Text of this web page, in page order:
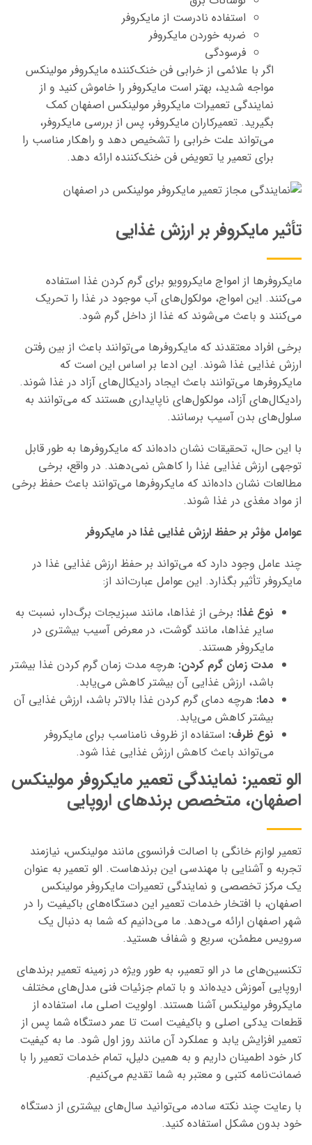
استفاده نادرست از مایکروفر
ضربه خوردن مایکروفر
فرسودگی
اگر با علائمی از خرابی فن خنک‌کننده مایکروفر مولینکس
مواجه شدید، بهتر است مایکروفر را خاموش کنید و از
نمایندگی تعمیرات مایکروفر مولینکس اصفهان کمک
بگیرید. تعمیرکاران مایکروفر، پس از بررسی مایکروفر،
می‌تواند علت خرابی را تشخیص دهد و راهکار مناسب را
برای تعمیر یا تعویض فن خنک‌کننده ارائه دهد.
تأثیر مایکروفر بر ارزش غذایی
مایکروفرها از امواج مایکروویو برای گرم کردن غذا استفاده
می‌کنند. این امواج، مولکول‌های آب موجود در غذا را تحریک
می‌کنند و باعث می‌شوند که غذا از داخل گرم شود.
برخی افراد معتقدند که مایکروفرها می‌توانند باعث از بین رفتن
ارزش غذایی غذا شوند. این ادعا بر اساس این است که
مایکروفرها می‌توانند باعث ایجاد رادیکال‌های آزاد در غذا شوند.
رادیکال‌های آزاد، مولکول‌های ناپایداری هستند که می‌توانند به
سلول‌های بدن آسیب برسانند.
با این حال، تحقیقات نشان داده‌اند که مایکروفرها به طور قابل
توجهی ارزش غذایی غذا را کاهش نمی‌دهند. در واقع، برخی
مطالعات نشان داده‌اند که مایکروفرها می‌توانند باعث حفظ برخی
از مواد مغذی در غذا شوند.
عوامل مؤثر بر حفظ ارزش غذایی غذا در مایکروفر
چند عامل وجود دارد که می‌تواند بر حفظ ارزش غذایی غذا در
مایکروفر تأثیر بگذارد. این عوامل عبارت‌اند از:
نوع غذا: برخی از غذاها، مانند سبزیجات برگ‌دار، نسبت به
سایر غذاها، مانند گوشت، در معرض آسیب بیشتری در
مایکروفر هستند.
مدت زمان گرم کردن: هرچه مدت زمان گرم کردن غذا بیشتر
باشد، ارزش غذایی آن بیشتر کاهش می‌یابد.
دما: هرچه دمای گرم کردن غذا بالاتر باشد، ارزش غذایی آن
بیشتر کاهش می‌یابد.
نوع ظرف: استفاده از ظروف نامناسب برای مایکروفر
می‌تواند باعث کاهش ارزش غذایی غذا شود.
الو تعمیر: نمایندگی تعمیر مایکروفر مولینکس
اصفهان، متخصص برندهای اروپایی
تعمیر لوازم خانگی با اصالت فرانسوی مانند مولینکس، نیازمند
تجربه و آشنایی با مهندسی این برندهاست. الو تعمیر به عنوان
یک مرکز تخصصی و نمایندگی تعمیرات مایکروفر مولینکس
اصفهان، با افتخار خدمات تعمیر این دستگاه‌های باکیفیت را در
شهر اصفهان ارائه می‌دهد. ما می‌دانیم که شما به دنبال یک
سرویس مطمئن، سریع و شفاف هستید.
تکنسین‌های ما در الو تعمیر، به طور ویژه در زمینه تعمیر برندهای
اروپایی آموزش دیده‌اند و با تمام جزئیات فنی مدل‌های مختلف
مایکروفر مولینکس آشنا هستند. اولویت اصلی ما، استفاده از
قطعات یدکی اصلی و باکیفیت است تا عمر دستگاه شما پس از
تعمیر افزایش یابد و عملکرد آن مانند روز اول شود. ما به کیفیت
کار خود اطمینان داریم و به همین دلیل، تمام خدمات تعمیر را با
ضمانت‌نامه کتبی و معتبر به شما تقدیم می‌کنیم.
با رعایت چند نکته ساده، می‌توانید سال‌های بیشتری از دستگاه
خود بدون مشکل استفاده کنید.